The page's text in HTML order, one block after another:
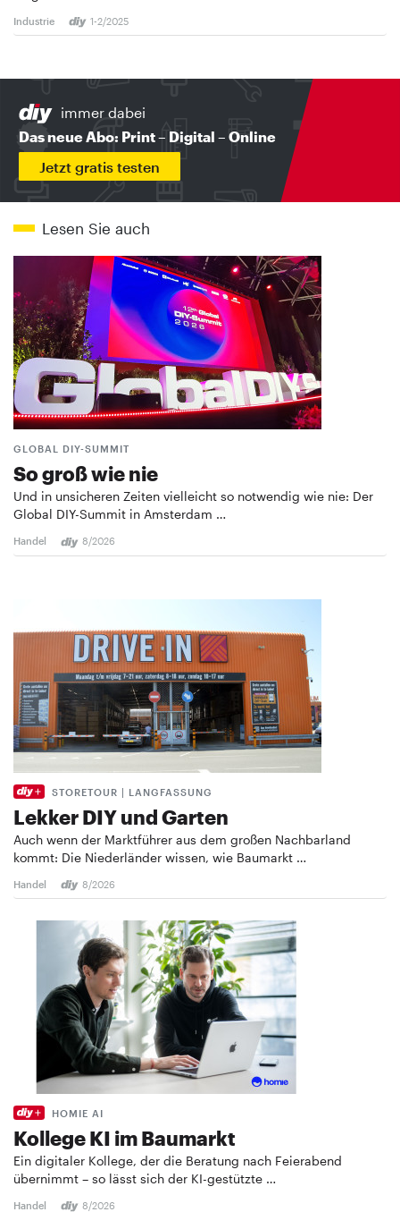
Industrie 1-2/2025
immer dabei
Das neue Abo: Print – Digital – Online
Jetzt gratis testen
Lesen Sie auch
GLOBAL DIY-SUMMIT
So groß wie nie
Und in unsicheren Zeiten vielleicht so notwendig wie nie: Der
Global DIY-Summit in Amsterdam …
Handel 8/2026
STORETOUR | LANGFASSUNG
Lekker DIY und Garten
Auch wenn der Marktführer aus dem großen Nachbarland
kommt: Die Niederländer wissen, wie Baumarkt …
Handel 8/2026
HOMIE AI
Kollege KI im Baumarkt
Ein digitaler Kollege, der die Beratung nach Feierabend
übernimmt – so lässt sich der KI-gestützte …
Handel 8/2026